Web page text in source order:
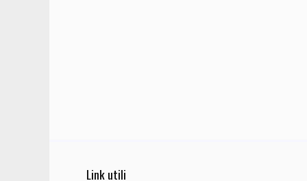
Link utili